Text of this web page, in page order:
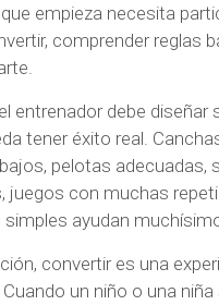
empieza necesita
comprender reglas
entrenador debe diseñar
tener éxito real.
pelotas adecuadas,
juegos con muchas
ayudan
convertir es una
un niño o una